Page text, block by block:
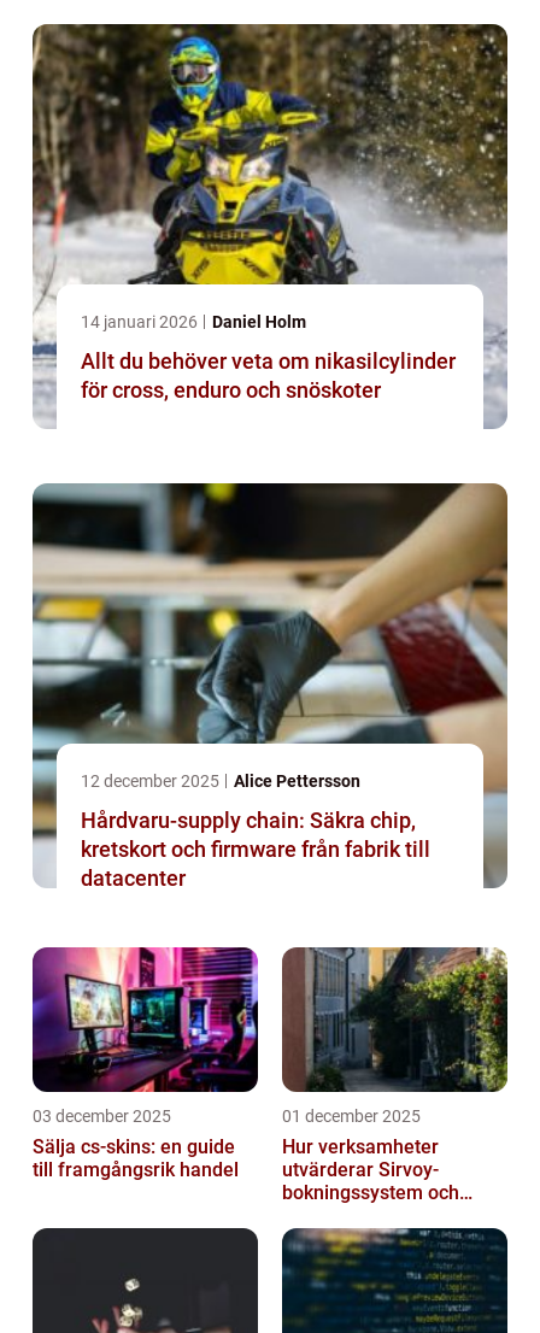
14 januari 2026 Daniel Holm
Allt du behöver veta om nikasilcylinder
för cross, enduro och snöskoter
12 december 2025 Alice Pettersson
Hårdvaru-supply chain: Säkra chip,
kretskort och firmware från fabrik till
datacenter
03 december 2025
Sälja cs-skins: en guide
till framgångsrik handel
01 december 2025
Hur verksamheter
utvärderar Sirvoy-
bokningssystem och